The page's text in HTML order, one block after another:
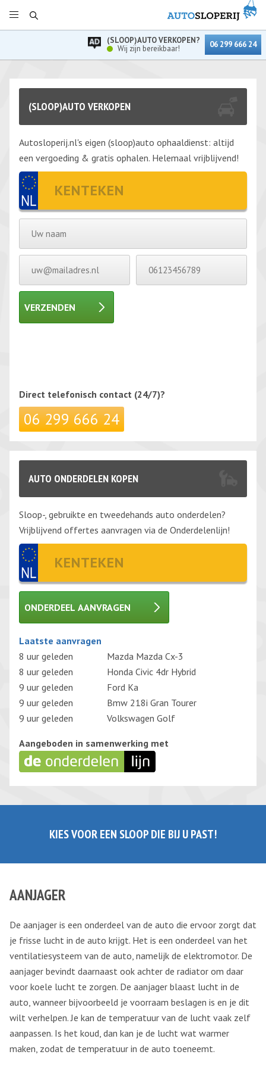
(SLOOP)AUTO VERKOPEN?
Wij zijn bereikbaar!
06 299 666 24
(SLOOP)AUTO VERKOPEN
Autosloperij.nl's eigen (sloop)auto ophaaldienst: altijd
een vergoeding & gratis ophalen. Helemaal vrijblijvend!
VERZENDEN
Direct telefonisch contact (24/7)?
06 299 666 24
AUTO ONDERDELEN KOPEN
Sloop-, gebruikte en tweedehands auto onderdelen?
Vrijblijvend offertes aanvragen via de Onderdelenlijn!
ONDERDEEL AANVRAGEN
Gelieve dit veld leeg te laten.
Laatste aanvragen
8 uur geleden
Mazda Mazda Cx-3
8 uur geleden
Honda Civic 4dr Hybrid
9 uur geleden
Ford Ka
9 uur geleden
Bmw 218i Gran Tourer
9 uur geleden
Volkswagen Golf
Aangeboden in samenwerking met
KIES VOOR EEN SLOOP DIE BIJ U PAST!
AANJAGER
De aanjager is een onderdeel van de auto die ervoor zorgt dat
je frisse lucht in de auto krijgt. Het is een onderdeel van het
ventilatiesysteem van de auto, namelijk de elektromotor. De
aanjager bevindt daarnaast ook achter de radiator om daar
voor koele lucht te zorgen. De aanjager blaast lucht in de
auto, wanneer bijvoorbeeld je voorraam beslagen is en je dit
wilt verhelpen. Je kan de temperatuur van de lucht vaak zelf
aanpassen. Is het koud, dan kan je de lucht wat warmer
maken, zodat de temperatuur in de auto toeneemt.